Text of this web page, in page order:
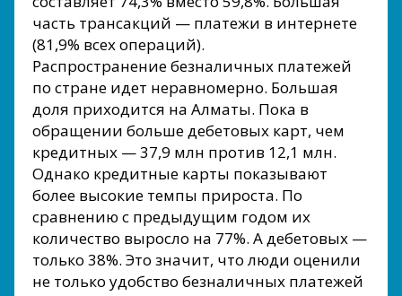
часть трансакций — платежи в интернете
(81,9% всех операций).
Распространение безналичных платежей
по стране идет неравномерно. Большая
доля приходится на Алматы. Пока в
обращении больше дебетовых карт, чем
кредитных — 37,9 млн против 12,1 млн.
Однако кредитные карты показывают
более высокие темпы прироста. По
сравнению с предыдущим годом их
количество выросло на 77%. А дебетовых —
только 38%. Это значит, что люди оценили
не только удобство безналичных платежей